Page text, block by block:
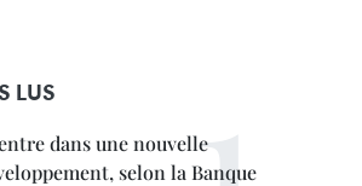
LUS
dans une nouvelle
selon la Banque